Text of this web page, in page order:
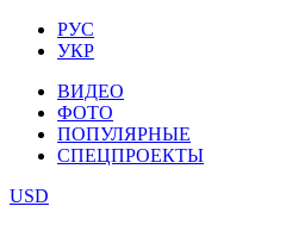
РУС
УКР
ВИДЕО
ФОТО
ПОПУЛЯРНЫЕ
СПЕЦПРОЕКТЫ
USD